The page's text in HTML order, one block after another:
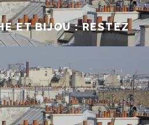
ET BIJOU : RESTEZ